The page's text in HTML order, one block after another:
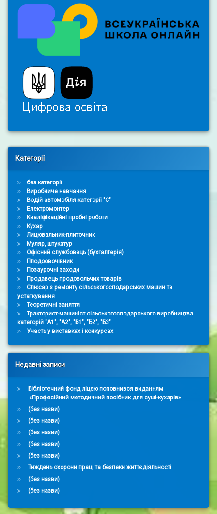
Right Sidebar
Категорії
без категорії
Виробниче навчання
Водій автомобіля категорії "С"
Електромонтер
Кваліфікаційні пробні роботи
Кухар
Лицювальник-плиточник
Муляр, штукатур
Офісний службовець (бухгалтерія)
Плодоовочівник
Позаурочні заходи
Продавець продовольчих товарів
Слюсар з ремонту сільськогосподарських машин та
устаткування
Теоретичні заняття
Тракторист-машиніст сільськогосподарського виробництва
категорій "А1", "А2", "Б1", "Б2", "Б3"
Участь у виставках і конкурсах
Недавні записи
Бібліотечний фонд ліцею поповнився виданням
«Професійний методичний посібник для суші-кухарів»
(без назви)
(без назви)
(без назви)
(без назви)
(без назви)
Тиждень охорони праці та безпеки життєдіяльності
(без назви)
(без назви)